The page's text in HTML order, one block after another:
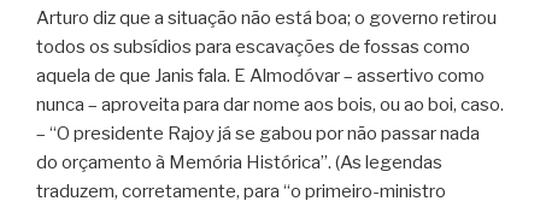
Arturo diz que a situação não está boa; o governo retirou
todos os subsídios para escavações de fossas como
aquela de que Janis fala. E Almodóvar – assertivo como
nunca – aproveita para dar nome aos bois, ou ao boi, caso.
– “O presidente Rajoy já se gabou por não passar nada
do orçamento à Memória Histórica”. (As legendas
traduzem, corretamente, para “o primeiro-ministro